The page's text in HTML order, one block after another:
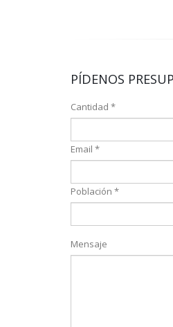
PÍDENOS
Cantidad *
Email *
Población *
Mensaje